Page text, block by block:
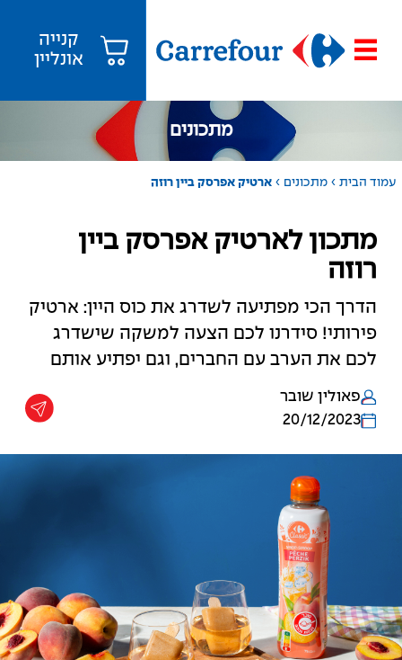
קנייה
אונליין
מתכונים
עמוד הבית › מתכונים › ארטיק אפרסק ביין רוזה
מתכון לארטיק אפרסק ביין
רוזה
הדרך הכי מפתיעה לשדרג את כוס היין: ארטיק
פירותי! סידרנו לכם הצעה למשקה שישדרג
לכם את הערב עם החברים, וגם יפתיע אותם
פאולין שובר
20/12/2023